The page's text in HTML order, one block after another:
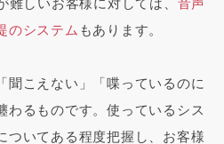
のシステム もあります。
聞こえない」「喋っているのに
わるものです。使っているシス
ついてある程度把握し、お客様